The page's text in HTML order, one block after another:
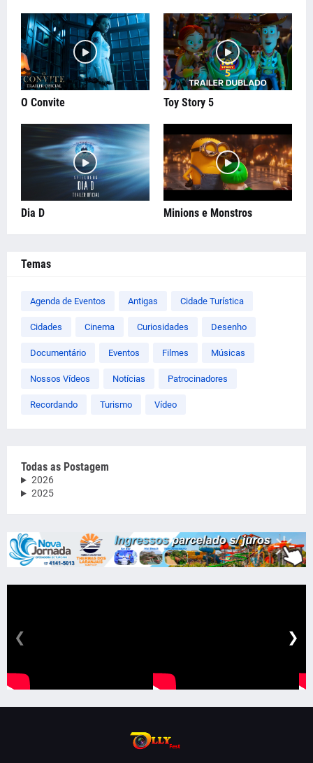
O Convite Toy Story 5
Dia D Minions e Monstros
Temas
Agenda de Eventos Antigas Cidade Turística
Cidades Cinema Curiosidades Desenho
Documentário Eventos Filmes Músicas
Nossos Vídeos Notícias Patrocinadores
Recordando Turismo Vídeo
Todas as Postagem
2026
2025
❮ ❯